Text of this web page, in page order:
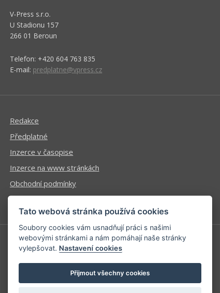
V-Press s.r.o.
U Stadionu 157
266 01 Beroun
Telefon: +420 604 763 835
E-mail: predplatne@vpress.cz
Redakce
Předplatné
Inzerce v časopise
Inzerce na www stránkách
Obchodní podmínky
Ochrana osobních údajů
Příhlášení | Registrace
Kontaktní informace
Mapa stránek
Tato webová stránka používá cookies
Soubory cookies vám usnadňují práci s našimi
webovými stránkami a nám pomáhají naše stránky
vylepšovat. Nastavení cookies
Přijmout všechny cookies